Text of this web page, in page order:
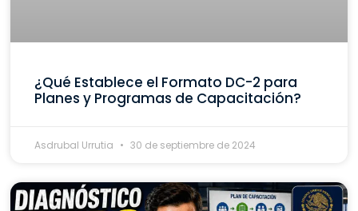
¿Qué Establece el Formato DC-2 para
Planes y Programas de Capacitación?
Asdrubal Urrutia 30 de septiembre de 2024